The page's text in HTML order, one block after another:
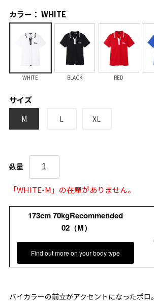
カラー： WHITE
WHITE BLACK RED
サイズ
M L XL
数量
「WHITE-M」の在庫がありません。
173cm 70kgRecommended
02（M）
Find out more on your body type
バイカラーの前立がアクセントになったポロ。